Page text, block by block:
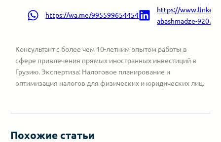
https://wa.me/995599654454
https://
abashmadze-
Консультант с более чем 10-летним опытом работы в
сфере привлечения прямых иностранных инвестиций в
Грузию. Экспертиза: Налоговое планирование и
оптимизация налогов для физических и юридических лиц.
Похожие статьи